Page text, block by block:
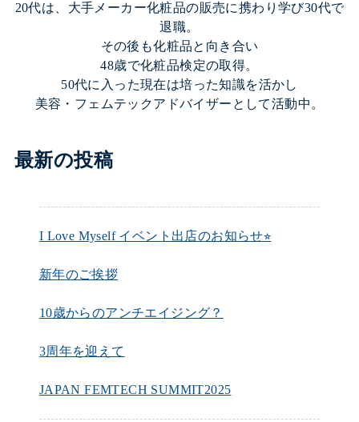
20代は、大手メーカー化粧品の販売に携わり学び30代で
退職。
その後も化粧品と向き合い
48歳で化粧品検定の取得。
50代に入った現在は培った知識を活かし
美容・フェムテックアドバイザーとして活動中。
最新の投稿
I Love Myself イベント出店のお知らせ⭐︎
新年のご挨拶
10歳からのアンチエイジング？
3周年を迎えて
JAPAN FEMTECH SUMMIT2025